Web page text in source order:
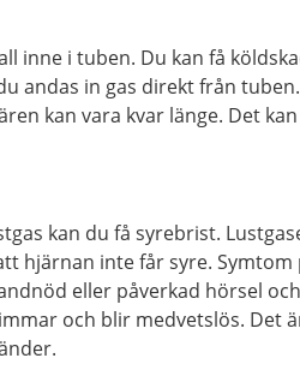
inne i tuben. Du kan få
andas in gas direkt från
kan vara kvar länge. Det
kan du få syrebrist.
hjärnan inte får syre. Symtom
eller påverkad hörsel
och blir medvetslös. Det